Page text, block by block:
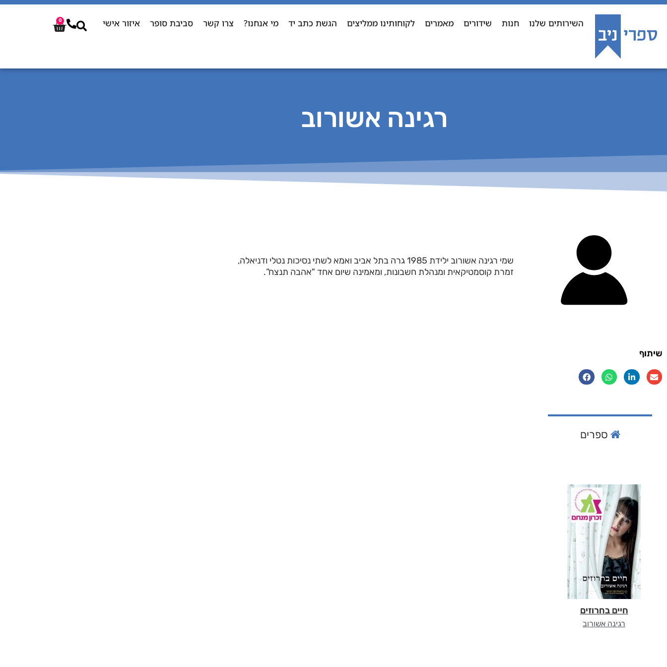
השירותים שלנו חנות שידורים מאמרים לקוחותינו ממליצים הגשת כתב יד מי אנחנו? צרו קשר סביבת סופר איזור אישי 0
רגינה אשורוב
שמי רגינה אשורוב ילידת 1985 גרה בתל אביב ואמא לשתי נסיכות נטלי ודניאלה,
זמרת קוסמטיקאית ומנהלת חשבונות, ומאמינה שיום אחד "אהבה תנצח”.
שיתוף
ספרים
חיים בחרוזים
רגינה אשורוב